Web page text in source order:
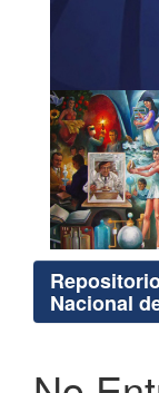
Nacional